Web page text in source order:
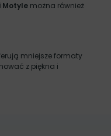
Motyle można również
mniejsze formaty
z piękna i